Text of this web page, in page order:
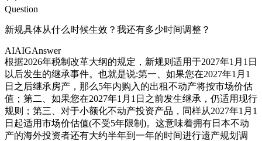
Question
新规具体从什么时候生效？我还有多少时间调整？
AIAIGAnswer
根据2026年税制改革大纲的规定，新规则适用于2027年1月1日
以后发生的继承事件。也就是说:第一、如果您在2027年1月1
日之后继承房产，那么5年内购入的出租不动产将按市场价估
值；第二、如果您在2027年1月1日之前发生继承，仍适用现行
规则；第三、对于小额化不动产投资产品，同样从2027年1月1
日起适用市场价估值(不受5年限制)。这意味着拥有日本不动
产的海外投资者还有大约半年到一年的时间进行遗产规划调